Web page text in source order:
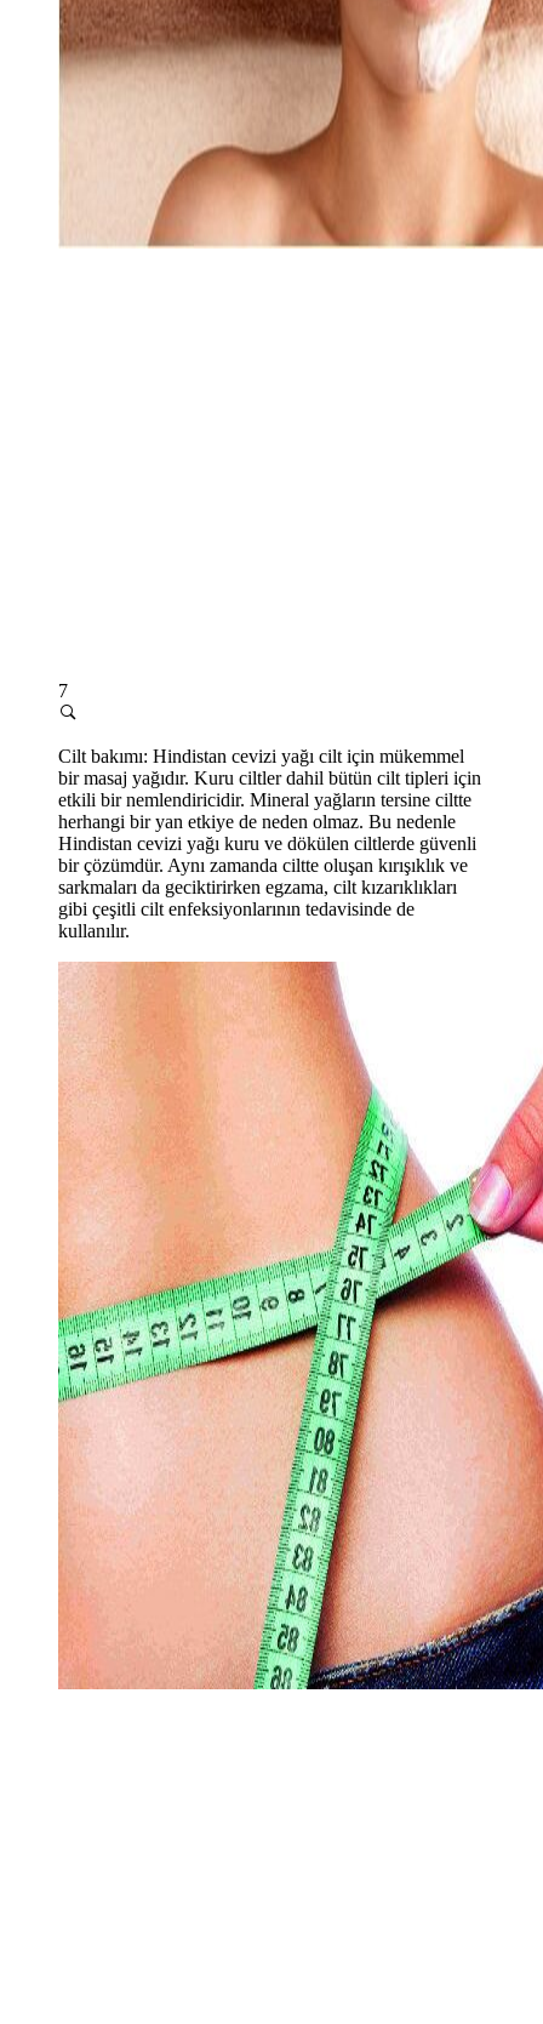
7
Cilt bakımı: Hindistan cevizi yağı cilt için mükemmel
bir masaj yağıdır. Kuru ciltler dahil bütün cilt tipleri için
etkili bir nemlendiricidir. Mineral yağların tersine ciltte
herhangi bir yan etkiye de neden olmaz. Bu nedenle
Hindistan cevizi yağı kuru ve dökülen ciltlerde güvenli
bir çözümdür. Aynı zamanda ciltte oluşan kırışıklık ve
sarkmaları da geciktirirken egzama, cilt kızarıklıkları
gibi çeşitli cilt enfeksiyonlarının tedavisinde de
kullanılır.